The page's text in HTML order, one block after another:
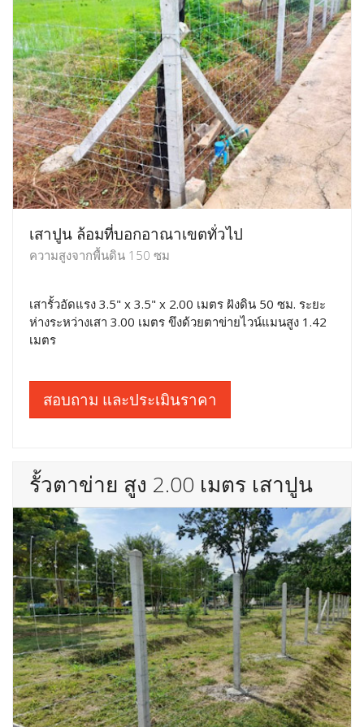
เสาปูน ล้อมที่บอกอาณาเขตทั่วไป
ความสูงจากพื้นดิน 150 ซม
เสารั้วอัดแรง 3.5" x 3.5" x 2.00 เมตร ฝังดิน 50 ซม. ระยะ
ห่างระหว่างเสา 3.00 เมตร ขึงด้วยตาข่ายไวน์แมนสูง 1.42
เมตร
สอบถาม และประเมินราคา
รั้วตาข่าย สูง 2.00 เมตร เสาปูน